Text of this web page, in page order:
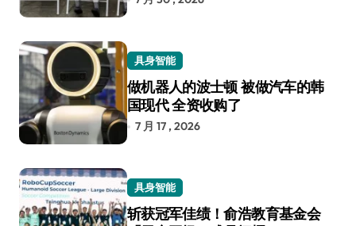
具身智能
做机器人的波士顿 被做汽车的韩
国现代 全资收购了
7 月 17 , 2026
具身智能
斩获冠军佳绩！俞浩教育基金会